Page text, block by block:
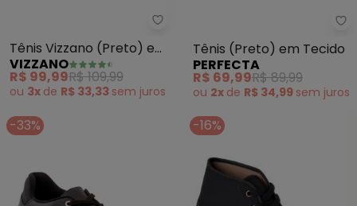
Vizzano - Tênis Vizzano
Tênis Vizzano (Preto) em
Camurça Sintética
VIZZANO
R$ 99,99R$ 109,99
ou 3x de R$ 33,33 sem juros
Tênis (Preto) em Tecido
PERFECTA
R$ 69,99R$ 89,99
ou 2x de R$ 34,99 sem juros
-33% -16%